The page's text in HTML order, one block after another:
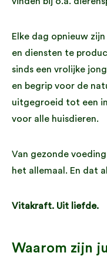
Elke dag opnieuw
en diensten te
sinds een vrolijke
en begrip voor de
uitgegroeid tot een
voor alle huisdieren.
Van gezonde
het allemaal. En dat
Vitakraft. Uit liefde.
Waarom zijn